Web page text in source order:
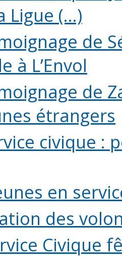
Ligue (...)
de
à L’Envol
de
étrangers
civique :
en
des
Civique